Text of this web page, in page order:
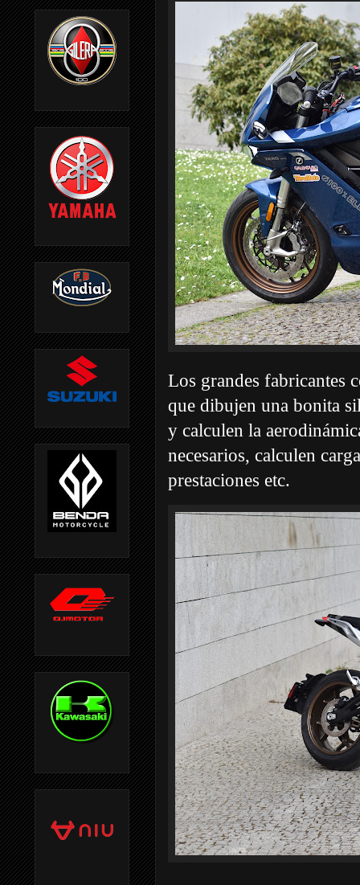
Los grandes fabricantes
que dibujen una bonita
y calculen la
necesarios, calculen
prestaciones etc.